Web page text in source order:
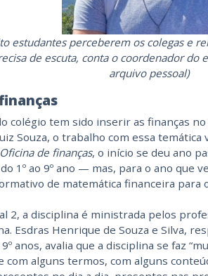
estudantes perceberem os colegas e
de escuta, conta o coordenador do
arquivo pessoal)
colégio tem sido inserir as finanças
Souza, o trabalho com essa temática
Oficina de finanças, o início se deu ano
1º ao 9º ano — mas, para o ano que
de matemática financeira para
2, a disciplina é ministrada pelos
Esdras Henrique de Souza e Silva,
anos, avalia que a disciplina se faz
com alguns termos, com alguns